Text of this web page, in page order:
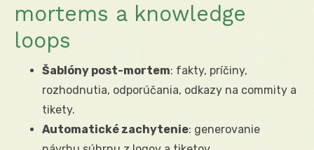
mortems a knowledge
loops
Šablóny post-mortem: fakty, príčiny,
rozhodnutia, odporúčania, odkazy na commity a
tikety.
Automatické zachytenie: generovanie